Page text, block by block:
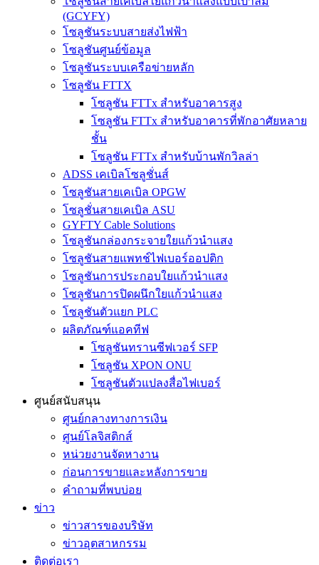
(GCYFY)
โซลูชันระบบสายส่งไฟฟ้า
โซลูชันศูนย์ข้อมูล
โซลูชันระบบเครือข่ายหลัก
โซลูชัน FTTX
โซลูชัน FTTx สำหรับอาคารสูง
โซลูชัน FTTx สำหรับอาคารที่พักอาศัยหลาย
ชั้น
โซลูชัน FTTx สำหรับบ้านพักวิลล่า
ADSS เคเบิลโซลูชั่นส์
โซลูชันสายเคเบิล OPGW
โซลูชั่นสายเคเบิล ASU
GYFTY Cable Solutions
โซลูชันกล่องกระจายใยแก้วนำแสง
โซลูชันสายแพทช์ไฟเบอร์ออปติก
โซลูชันการประกอบใยแก้วนำแสง
โซลูชันการปิดผนึกใยแก้วนำแสง
โซลูชันตัวแยก PLC
ผลิตภัณฑ์แอคทีฟ
โซลูชันทรานซีฟเวอร์ SFP
โซลูชัน XPON ONU
โซลูชันตัวแปลงสื่อไฟเบอร์
ศูนย์สนับสนุน
ศูนย์กลางทางการเงิน
ศูนย์โลจิสติกส์
หน่วยงานจัดหางาน
ก่อนการขายและหลังการขาย
คำถามที่พบบ่อย
ข่าว
ข่าวสารของบริษัท
ข่าวอุตสาหกรรม
ติดต่อเรา